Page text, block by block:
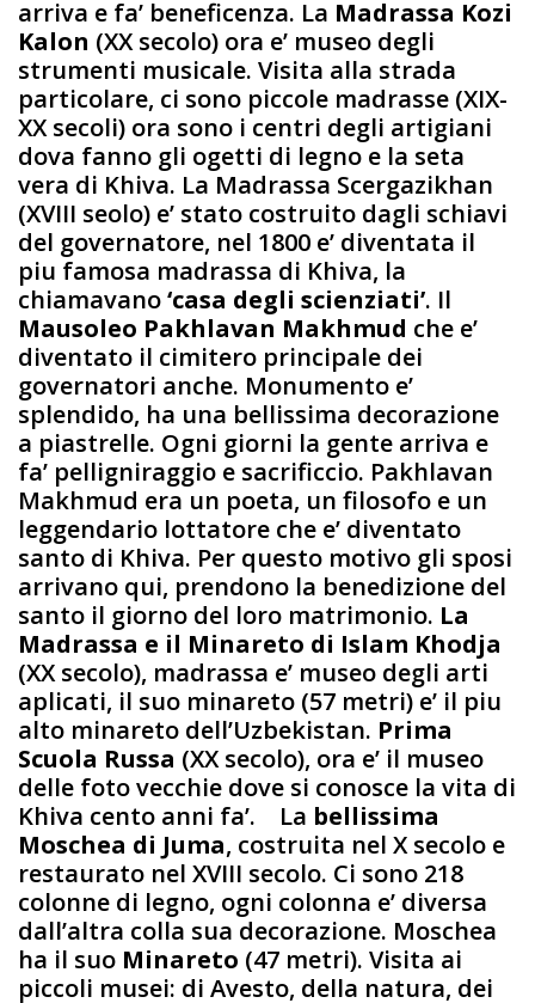
arriva e fa’ beneficenza. La Madrassa Kozi
Kalon (XX secolo) ora e’ museo degli
strumenti musicale. Visita alla strada
particolare, ci sono piccole madrasse (XIX-
XX secoli) ora sono i centri degli artigiani
dova fanno gli ogetti di legno e la seta
vera di Khiva. La Madrassa Scergazikhan
(XVIII seolo) e’ stato costruito dagli schiavi
del governatore, nel 1800 e’ diventata il
piu famosa madrassa di Khiva, la
chiamavano‘casa degli scienziati’. Il
Mausoleo Pakhlavan Makhmud che e’
diventato il cimitero principale dei
governatori anche. Monumento e’
splendido, ha una bellissima decorazione
a piastrelle. Ogni giorni la gente arriva e
fa’ pelligniraggio e sacrificcio. Pakhlavan
Makhmud era un poeta, un filosofo e un
leggendario lottatore che e’ diventato
santo di Khiva. Per questo motivo gli sposi
arrivano qui, prendono la benedizione del
santo il giorno del loro matrimonio. La
Madrassa e il Minareto di Islam Khodja
(XX secolo), madrassa e’ museo degli arti
aplicati, il suo minareto (57 metri) e’ il piu
alto minareto dell’Uzbekistan. Prima
Scuola Russa (XX secolo), ora e’ il museo
delle foto vecchie dove si conosce la vita di
Khiva cento anni fa’. La bellissima
Moschea di Juma, costruita nel X secolo e
restaurato nel XVIII secolo. Ci sono 218
colonne di legno, ogni colonna e’ diversa
dall’altra colla sua decorazione. Moschea
ha il suo Minareto (47 metri). Visita ai
piccoli musei: di Avesto, della natura, dei